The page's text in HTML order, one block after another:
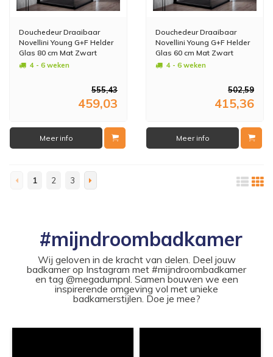
Douchedeur Draaibaar
Novellini Young G+F Helder
Glas 80 cm Mat Zwart
Aluminium Profiel
4 - 6 weken
555,43
459,03
Meer info
Douchedeur Draaibaar
Novellini Young G+F Helder
Glas 60 cm Mat Zwart
Aluminium Profiel
4 - 6 weken
502,59
415,36
Meer info
1 2 3
#mijndroombadkamer
Wij geloven in de kracht van delen. Deel jouw
badkamer op Instagram met #mijndroombadkamer
en tag @megadumpnl. Samen bouwen we een
inspirerende omgeving vol met unieke
badkamerstijlen. Doe je mee?